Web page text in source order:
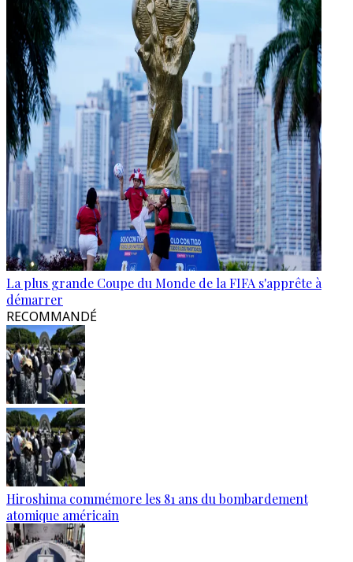
La plus grande Coupe du Monde de la FIFA s'apprête à
démarrer
RECOMMANDÉ
Hiroshima commémore les 81 ans du bombardement
atomique américain